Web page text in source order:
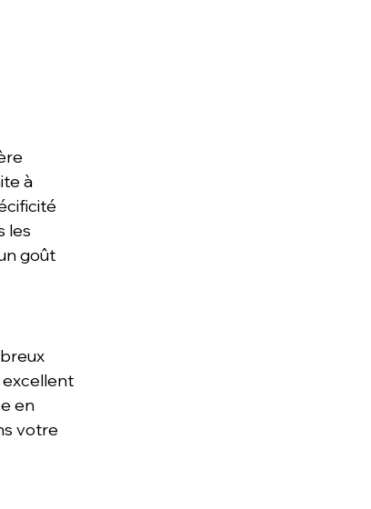
à
les
goût
excellent
en
votre